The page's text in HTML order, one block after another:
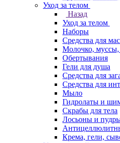
Уход за телом
Назад
Уход за телом
Наборы
Средства для
Молочко, муссы,
Обертывания
Гели для душа
Средства для
Средства для
Мыло
Гидролаты и
Скрабы для тела
Лосьоны и
Крема, гели,